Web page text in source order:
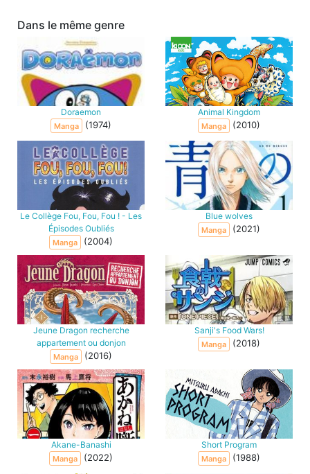
Dans le même genre
Doraemon
Manga (1974)
Animal Kingdom
Manga (2010)
Le Collège Fou, Fou, Fou ! - Les
Épisodes Oubliés
Manga (2004)
Blue wolves
Manga (2021)
Jeune Dragon recherche
appartement ou donjon
Manga (2016)
Sanji's Food Wars!
Manga (2018)
Akane-Banashi
Manga (2022)
Short Program
Manga (1988)